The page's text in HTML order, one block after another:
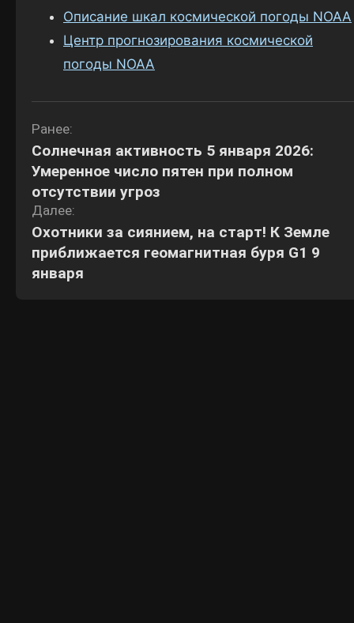
Описание шкал космической погоды NOAA
Центр прогнозирования космической
погоды NOAA
Навигация
по
записям
Ранее:
Солнечная активность 5 января 2026:
Умеренное число пятен при полном
отсутствии угроз
Далее:
Охотники за сиянием, на старт! К Земле
приближается геомагнитная буря G1 9
января